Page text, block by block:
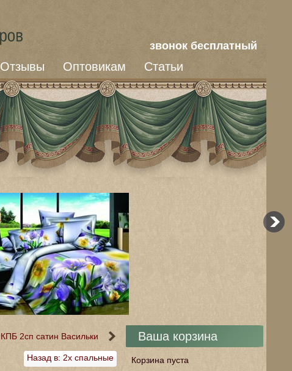
звонок бесплатный
Отзывы Оптовикам Статьи
КПБ 2сп сатин Васильки
Назад в: 2х спальные
Ваша корзина
Корзина пуста